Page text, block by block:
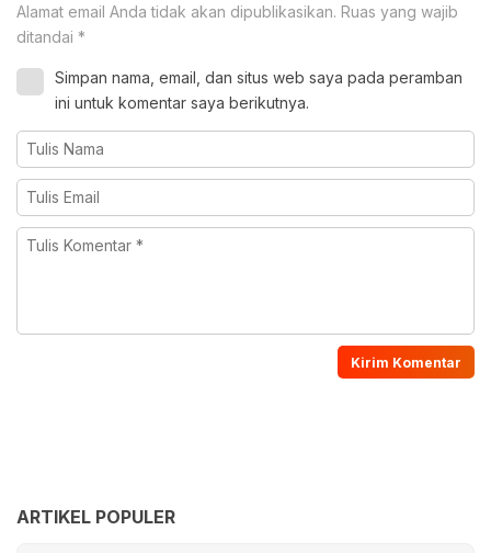
Alamat email Anda tidak akan dipublikasikan. Ruas yang wajib
ditandai *
Simpan nama, email, dan situs web saya pada peramban
ini untuk komentar saya berikutnya.
ARTIKEL POPULER